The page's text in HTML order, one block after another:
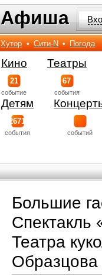
Афиша
Афиша
Хутор • Сити-N • Погода
Кино
21
событиe
Театры
67
события
Детям
2671
события событий
Большие
Спектакль
Театра
Образцова